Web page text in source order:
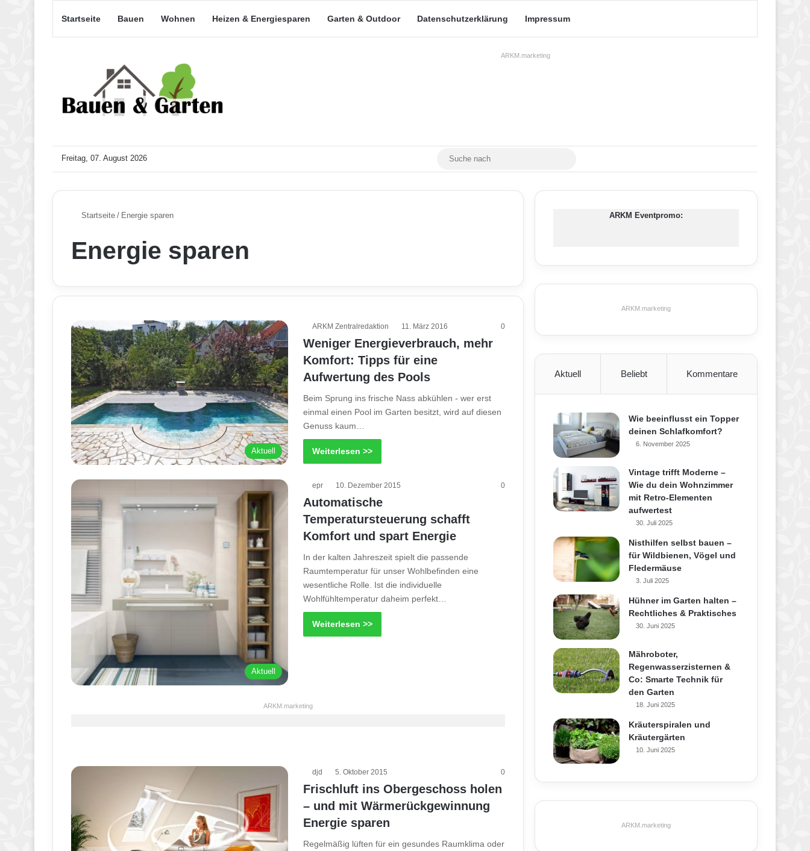
Startseite Bauen Wohnen Heizen & Energiesparen Garten & Outdoor Datenschutzerklärung Impressum
ARKM.marketing
Freitag, 07. August 2026 MastodonSkin umschalten
Startseite / Energie sparen
Energie sparen
Aktuell
ARKM Zentralredaktion 11. März 2016 0
Weniger Energieverbrauch, mehr
Komfort: Tipps für eine
Aufwertung des Pools
Beim Sprung ins frische Nass abkühlen - wer erst
einmal einen Pool im Garten besitzt, wird auf diesen
Genuss kaum…
Weiterlesen >>
Aktuell
epr 10. Dezember 2015 0
Automatische
Temperatursteuerung schafft
Komfort und spart Energie
In der kalten Jahreszeit spielt die passende
Raumtemperatur für unser Wohlbefinden eine
wesentliche Rolle. Ist die individuelle
Wohlfühltemperatur daheim perfekt…
Weiterlesen >>
ARKM.marketing
djd 5. Oktober 2015 0
Frischluft ins Obergeschoss holen
– und mit Wärmerückgewinnung
Energie sparen
Regelmäßig lüften für ein gesundes Raumklima oder
ARKM Eventpromo:
ARKM.marketing
Aktuell Beliebt Kommentare
Wie beeinflusst ein Topper
deinen Schlafkomfort?
6. November 2025
Vintage trifft Moderne –
Wie du dein Wohnzimmer
mit Retro-Elementen
aufwertest
30. Juli 2025
Nisthilfen selbst bauen –
für Wildbienen, Vögel und
Fledermäuse
3. Juli 2025
Hühner im Garten halten –
Rechtliches & Praktisches
30. Juni 2025
Mähroboter,
Regenwasserzisternen &
Co: Smarte Technik für
den Garten
18. Juni 2025
Kräuterspiralen und
Kräutergärten
10. Juni 2025
ARKM.marketing